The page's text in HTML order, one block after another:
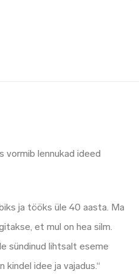
vormib lennukad ideed
ja tööks üle 40 aasta. Ma
et mul on hea silm.
sündinud lihtsalt eseme
idee ja vajadus.“